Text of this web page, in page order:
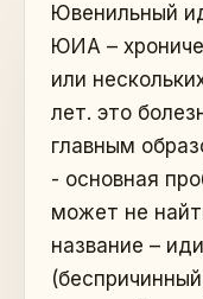
Ювенильный
ЮИА –
или
лет. это
главным
- основная
может не
название –